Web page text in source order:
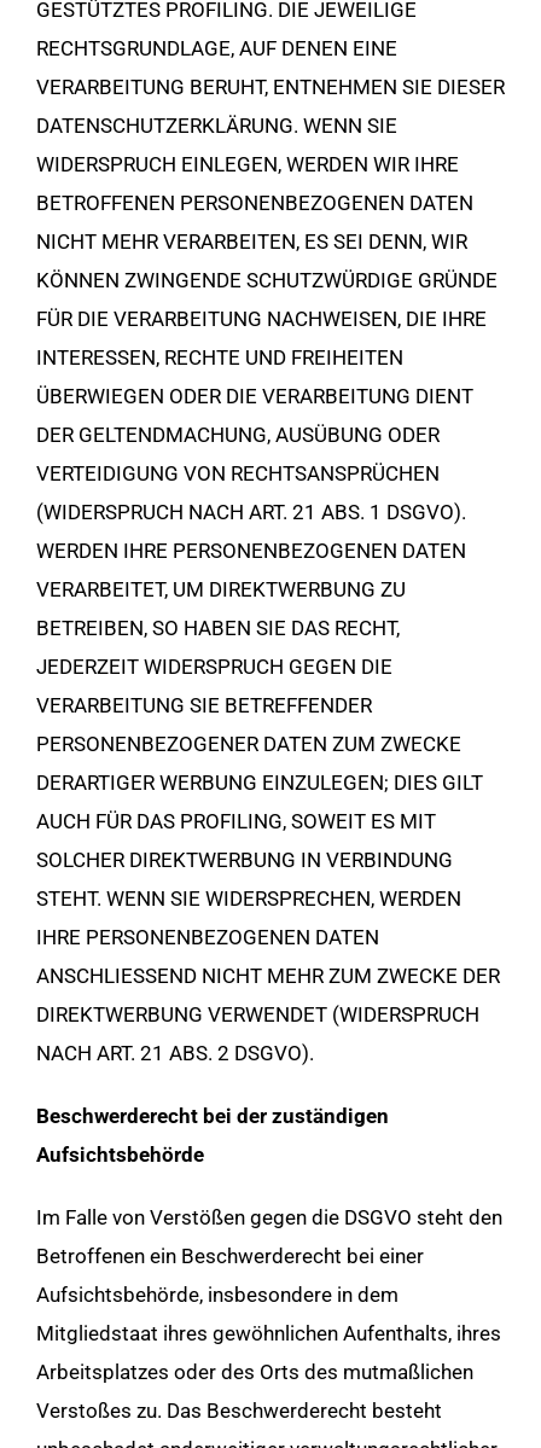
GESTÜTZTES PROFILING. DIE JEWEILIGE
RECHTSGRUNDLAGE, AUF DENEN EINE
VERARBEITUNG BERUHT, ENTNEHMEN SIE DIESER
DATENSCHUTZERKLÄRUNG. WENN SIE
WIDERSPRUCH EINLEGEN, WERDEN WIR IHRE
BETROFFENEN PERSONENBEZOGENEN DATEN
NICHT MEHR VERARBEITEN, ES SEI DENN, WIR
KÖNNEN ZWINGENDE SCHUTZWÜRDIGE GRÜNDE
FÜR DIE VERARBEITUNG NACHWEISEN, DIE IHRE
INTERESSEN, RECHTE UND FREIHEITEN
ÜBERWIEGEN ODER DIE VERARBEITUNG DIENT
DER GELTENDMACHUNG, AUSÜBUNG ODER
VERTEIDIGUNG VON RECHTSANSPRÜCHEN
(WIDERSPRUCH NACH ART. 21 ABS. 1 DSGVO).
WERDEN IHRE PERSONENBEZOGENEN DATEN
VERARBEITET, UM DIREKTWERBUNG ZU
BETREIBEN, SO HABEN SIE DAS RECHT,
JEDERZEIT WIDERSPRUCH GEGEN DIE
VERARBEITUNG SIE BETREFFENDER
PERSONENBEZOGENER DATEN ZUM ZWECKE
DERARTIGER WERBUNG EINZULEGEN; DIES GILT
AUCH FÜR DAS PROFILING, SOWEIT ES MIT
SOLCHER DIREKTWERBUNG IN VERBINDUNG
STEHT. WENN SIE WIDERSPRECHEN, WERDEN
IHRE PERSONENBEZOGENEN DATEN
ANSCHLIESSEND NICHT MEHR ZUM ZWECKE DER
DIREKTWERBUNG VERWENDET (WIDERSPRUCH
NACH ART. 21 ABS. 2 DSGVO).
Beschwerderecht bei der zuständigen
Aufsichtsbehörde
Im Falle von Verstößen gegen die DSGVO steht den
Betroffenen ein Beschwerderecht bei einer
Aufsichtsbehörde, insbesondere in dem
Mitgliedstaat ihres gewöhnlichen Aufenthalts, ihres
Arbeitsplatzes oder des Orts des mutmaßlichen
Verstoßes zu. Das Beschwerderecht besteht